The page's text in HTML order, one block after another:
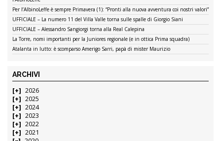
Per l’AlbinoLeffe è sempre Primavera (1): “Pronti alla nuova avventura coi nostri valori”
UFFICIALE – La numero 11 del Villa Valle torna sulle spalle di Giorgio Siani
UFFICIALE – Alessandro Sangiorgi torna alla Real Calepina
La Torre, nomi importanti per la Juniores regionale (e in ottica Prima squadra)
Atalanta in lutto: è scomparso Amerigo Sarri, papà di mister Maurizio
ARCHIVI
2026
2025
2024
2023
2022
2021